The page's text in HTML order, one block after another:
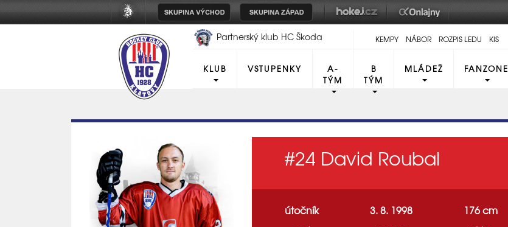
Partnerský klub HC Škoda
KEMPY NÁBOR ROZPIS LEDU KIS
KLUB VSTUPENKY
A-
TÝM
B
TÝM
MLÁDEŽ FANZONE
#24 David Roubal
útočník 3. 8. 1998 176 cm